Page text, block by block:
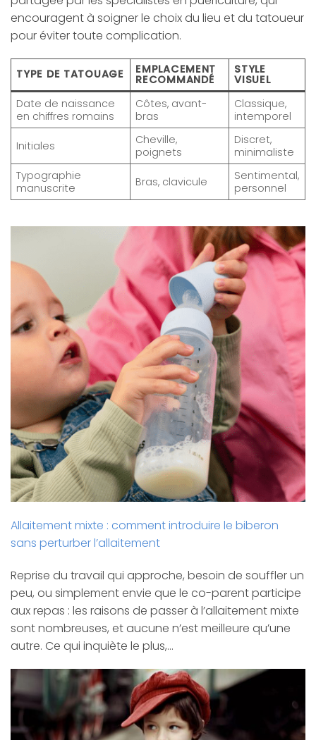
encouragent à soigner le choix du lieu et du tatoueur
pour éviter toute complication.
TYPE DE TATOUAGE EMPLACEMENT
RECOMMANDÉ
STYLE
VISUEL
Date de naissance
en chiffres romains
Côtes, avant-
bras
Classique,
intemporel
Initiales
Cheville,
poignets
Discret,
minimaliste
Typographie
manuscrite
Bras, clavicule
Sentimental,
personnel
Allaitement mixte : comment introduire le biberon
sans perturber l’allaitement
Reprise du travail qui approche, besoin de souffler un
peu, ou simplement envie que le co-parent participe
aux repas : les raisons de passer à l’allaitement mixte
sont nombreuses, et aucune n’est meilleure qu’une
autre. Ce qui inquiète le plus,…